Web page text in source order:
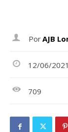
PorAJB
12/06/2021
709